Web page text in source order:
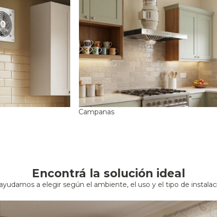
para hogares,
e instalamos soluciones de ventilación con más de 30
Campanas
Encontrá la solución ideal
a elegir según el ambiente, el uso y el tipo de